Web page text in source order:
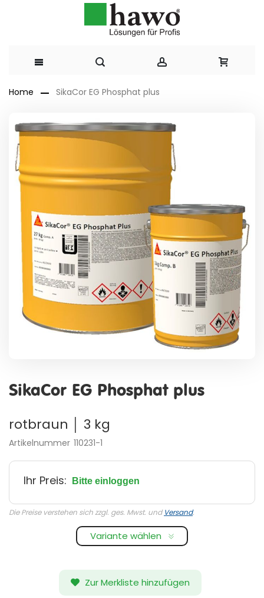
Inhalt
Home SikaCor EG Phosphat plus
Ende
der
Bildergalerie
springen
der
SikaCor EG Phosphat plus
rotbraun │ 3 kg
Artikelnummer 110231-1
Ihr Preis: Bitte einloggen
Die Preise verstehen sich zzgl. ges. Mwst. und Versand.
Variante wählen
Zur Merkliste hinzufügen